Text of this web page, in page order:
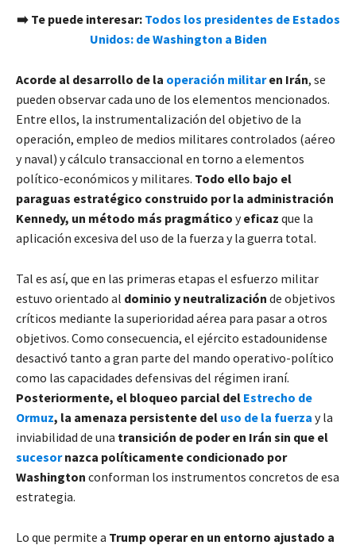
➡️ Te puede interesar: Todos los presidentes de Estados
Unidos: de Washington a Biden
Acorde al desarrollo de la operación militaren Irán, se
pueden observar cada uno de los elementos mencionados.
Entre ellos, la instrumentalización del objetivo de la
operación, empleo de medios militares controlados (aéreo
y naval) y cálculo transaccional en torno a elementos
político-económicos y militares. Todo ello bajo el
paraguas estratégico construido por la administración
Kennedy, un método más pragmático yeficaz que la
aplicación excesiva del uso de la fuerza y la guerra total.
Tal es así, que en las primeras etapas el esfuerzo militar
estuvo orientado al dominio y neutralización de objetivos
críticos mediante la superioridad aérea para pasar a otros
objetivos. Como consecuencia, el ejército estadounidense
desactivó tanto a gran parte del mando operativo-político
como las capacidades defensivas del régimen iraní.
Posteriormente, el bloqueo parcial del Estrecho de
Ormuz, la amenaza persistente del uso de la fuerza y la
inviabilidad de una transición de poder en Irán sin que el
sucesornazca políticamente condicionado por
Washington conforman los instrumentos concretos de esa
estrategia.
Lo que permite a Trump operar en un entorno ajustado a